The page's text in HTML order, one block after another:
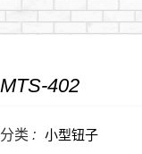
MTS-402
分类 : 小型钮子